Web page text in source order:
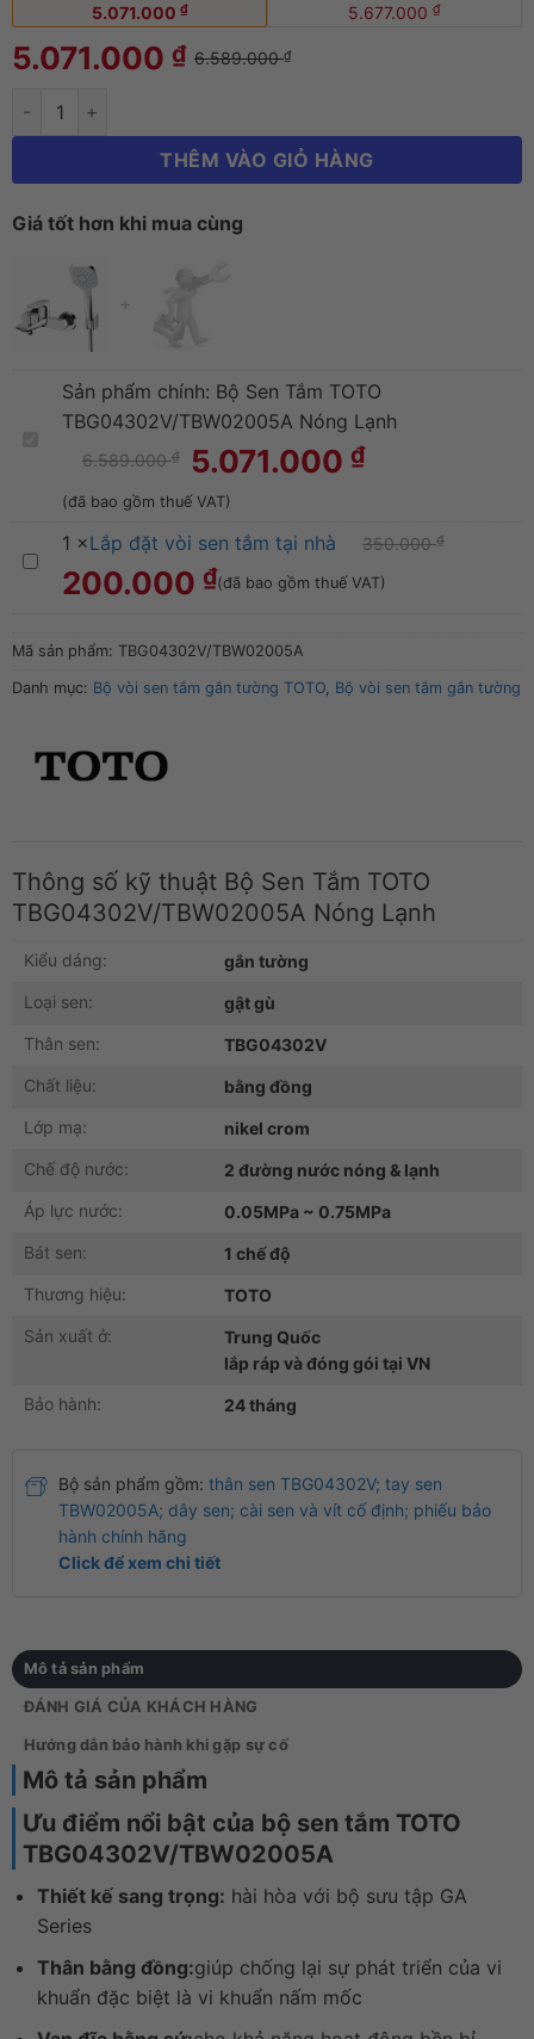
5.071.000 ₫
5.677.000 ₫
5.071.000 ₫ 6.589.000₫
THÊM VÀO GIỎ HÀNG
Giá tốt hơn khi mua cùng
+
TOTO
TBG04302V/TBW02005A
Sản phẩm chính: Bộ Sen Tắm TOTO
TBG04302V/TBW02005A Nóng Lạnh
6.589.000₫ 5.071.000 ₫
(đã bao gồm thuế VAT)
Lắp
vòi
sen
tại
1 ×Lắp đặt vòi sen tắm tại nhà 350.000₫
200.000 ₫(đã bao gồm thuế VAT)
Mã sản phẩm: TBG04302V/TBW02005A
Danh mục: Bộ vòi sen tắm gắn tường TOTO Bộ vòi sen tắm gắn tường
Mô tả sản phẩm
ĐÁNH GIÁ CỦA KHÁCH HÀNG
Hướng dẫn bảo hành khi gặp sự cố
Mô tả sản phẩm
Ưu điểm nổi bật của bộ sen tắm TOTO
TBG04302V/TBW02005A
Thiết kế sang trọng: hài hòa với bộ sưu tập GA
Series
Thân bằng đồng:giúp chống lại sự phát triển của vi
khuẩn đặc biệt là vi khuẩn nấm mốc
Thông số kỹ thuật Bộ Sen Tắm TOTO
TBG04302V/TBW02005A Nóng Lạnh
Kiểu dáng:
gắn tường
Loại sen:
gật gù
Thân sen:
TBG04302V
Chất liệu:
bằng đồng
Lớp mạ:
nikel crom
Chế độ nước:
2 đường nước nóng & lạnh
Áp lực nước:
0.05MPa ~ 0.75MPa
Bát sen:
1 chế độ
Thương hiệu:
TOTO
Sản xuất ở:
Trung Quốc
lắp ráp và đóng gói tại VN
Bảo hành:
24 tháng
Bộ sản phẩm gồm: thân sen TBG04302V; tay sen
TBW02005A; dây sen; cài sen và vít cố định; phiếu bảo
hành chính hãng
Click để xem chi tiết